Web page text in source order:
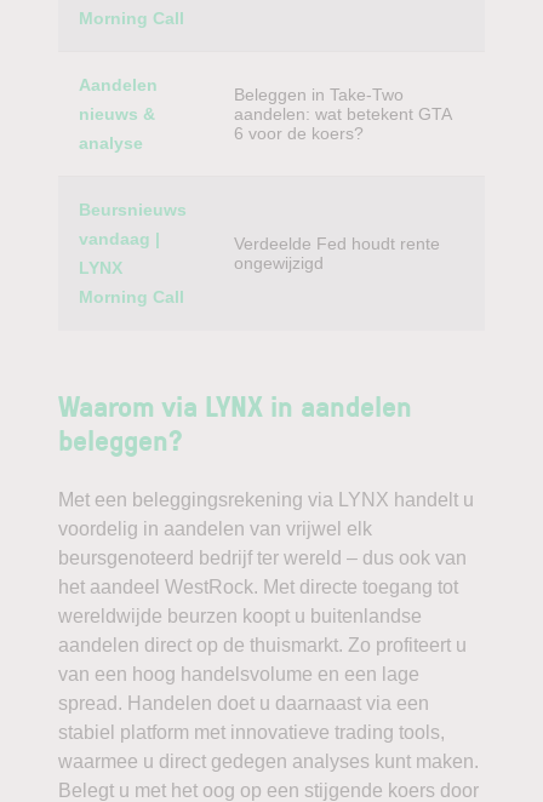
Morning Call
Aandelen
nieuws &
analyse
Beleggen in Take-Two
aandelen: wat betekent GTA
6 voor de koers?
Beursnieuws
vandaag |
LYNX
Morning Call
Verdeelde Fed houdt rente
ongewijzigd
Waarom via LYNX in aandelen
beleggen?
Met een beleggingsrekening via LYNX handelt u
voordelig in aandelen van vrijwel elk
beursgenoteerd bedrijf ter wereld – dus ook van
het aandeel WestRock. Met directe toegang tot
wereldwijde beurzen koopt u buitenlandse
aandelen direct op de thuismarkt. Zo profiteert u
van een hoog handelsvolume en een lage
spread. Handelen doet u daarnaast via een
stabiel platform met innovatieve trading tools,
waarmee u direct gedegen analyses kunt maken.
Belegt u met het oog op een stijgende koers door